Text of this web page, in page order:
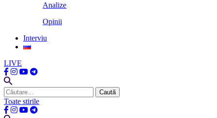
Analize
Opinii
Interviu
LIVE
Caută
după:
Toate stirile